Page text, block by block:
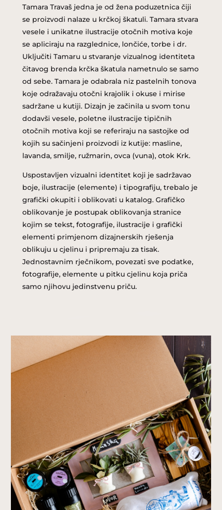
Tamara Travaš jedna je od žena poduzetnica čiji
se proizvodi nalaze u krčkoj škatuli. Tamara stvara
vesele i unikatne ilustracije otočnih motiva koje
se apliciraju na razglednice, lončiće, torbe i dr.
Uključiti Tamaru u stvaranje vizualnog identiteta
čitavog brenda krčka škatula nametnulo se samo
od sebe. Tamara je odabrala niz pastelnih tonova
koje odražavaju otočni krajolik i okuse i mirise
sadržane u kutiji. Dizajn je začinila u svom tonu
dodavši vesele, poletne ilustracije tipičnih
otočnih motiva koji se referiraju na sastojke od
kojih su sačinjeni proizvodi iz kutije: masline,
lavanda, smilje, ružmarin, ovca (vuna), otok Krk.
Uspostavljen vizualni identitet koji je sadržavao
boje, ilustracije (elemente) i tipografiju, trebalo je
grafički okupiti i oblikovati u katalog. Grafičko
oblikovanje je postupak oblikovanja stranice
kojim se tekst, fotografije, ilustracije i grafički
elementi primjenom dizajnerskih rješenja
oblikuju u cjelinu i pripremaju za tisak.
Jednostavnim rječnikom, povezati sve podatke,
fotografije, elemente u pitku cjelinu koja priča
samo njihovu jedinstvenu priču.